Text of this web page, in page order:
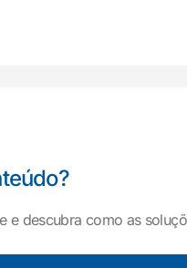
e descubra como as